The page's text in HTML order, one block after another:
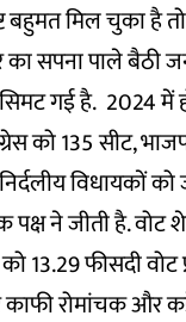
मिल चुका है तो
का सपना पाले
गई है. 2024 में
को 135सीट,
विधायकों
पक्ष ने जीती है.
फीसदी वोट
रोमांचक और